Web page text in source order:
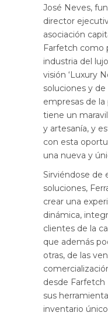
José Neves,
director
asociación
Farfetch como
industria del
visión ‘Luxury
soluciones y
empresas de la
tiene un
y artesanía, y
con esta
una nueva y
Sirviéndose de
soluciones,
crear una
dinámica,
clientes de la
que además
otras, de las
desde
sus
inventario